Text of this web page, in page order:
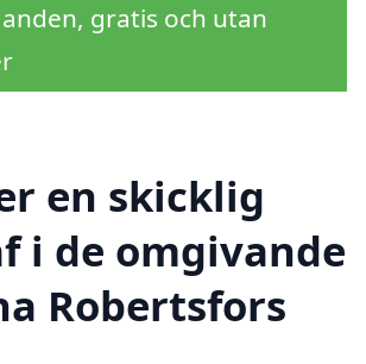
gratis och utan
en skicklig
i de omgivande
Robertsfors